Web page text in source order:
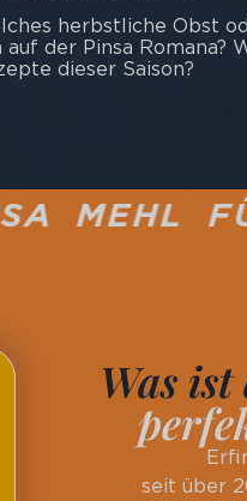
herbstliche Obst
der Pinsa Romana?
dieser Saison?
PIZZA
Was
seit über